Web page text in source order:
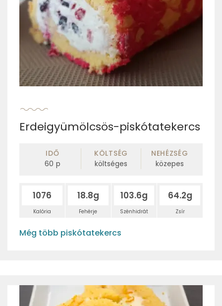
Erdeigyümölcsös-piskótatekercs
IDŐ
60 p
KÖLTSÉG
költséges
NEHÉZSÉG
közepes
1076
Kalória
18.8g
Fehérje
103.6g
Szénhidrát
64.2g
Zsír
Még több piskótatekercs